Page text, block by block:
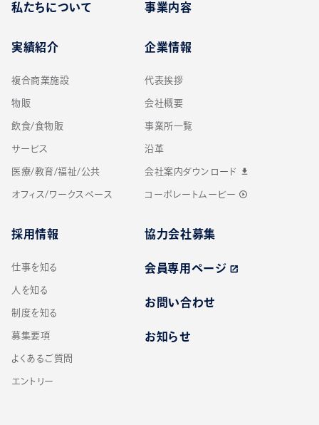
私たちについて
実績紹介
複合商業施設
物販
飲食/食物販
サービス
医療/教育/福祉/公共
オフィス/ワークスペース
事業内容
企業情報
代表挨拶
会社概要
事業所一覧
沿革
会社案内ダウンロード download
コーポレートムービー play_circle_outline
採用情報
仕事を知る
人を知る
制度を知る
募集要項
よくあるご質問
エントリー
協力会社募集
会員専用ページ open_in_new
お問い合わせ
お知らせ